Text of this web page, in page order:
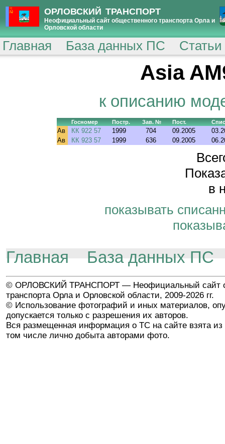
ОРЛОВСКИЙ ТРАНСПОРТ
Неофициальный сайт общественного транспорта Орла и
Орловской области
Главная База данных ПС
Asia
к описанию
Госномер Постр. Зав. № Пост.
Ав КК 922 57 1999 704 09.2005
Ав
КК 923 57 1999 636 09.2005
в
показывать
Главная База данных ПС
© ОРЛОВСКИЙ ТРАНСПОРТ — Неофициальный сайт
транспорта Орла и Орловской области, 2009-2026 гг.
© Использование фотографий и иных материалов,
допускается только с разрешения их авторов.
Вся размещенная информация о ТС на сайте взята из
том числе лично добыта авторами фото.